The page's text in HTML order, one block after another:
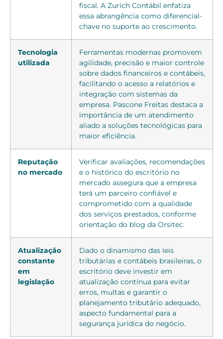
fiscal. A Zurich Contábil enfatiza
essa abrangência como diferencial-
chave no suporte ao crescimento.
Tecnologia
utilizada
Ferramentas modernas promovem
agilidade, precisão e maior controle
sobre dados financeiros e contábeis,
facilitando o acesso a relatórios e
integração com sistemas da
empresa. Pascone Freitas destaca a
importância de um atendimento
aliado a soluções tecnológicas para
maior eficiência.
Reputação
no mercado
Verificar avaliações, recomendações
e o histórico do escritório no
mercado assegura que a empresa
terá um parceiro confiável e
comprometido com a qualidade
dos serviços prestados, conforme
orientação do blog da Orsitec.
Atualização
constante
em
legislação
Dado o dinamismo das leis
tributárias e contábeis brasileiras, o
escritório deve investir em
atualização contínua para evitar
erros, multas e garantir o
planejamento tributário adequado,
aspecto fundamental para a
segurança jurídica do negócio.